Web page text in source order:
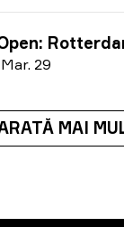
Mar. 29
MAI